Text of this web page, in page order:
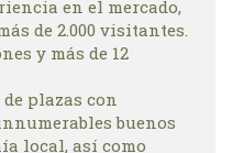
en el mercado,
de 2.000 visitantes.
y más de 12
plazas con
buenos
local, así como